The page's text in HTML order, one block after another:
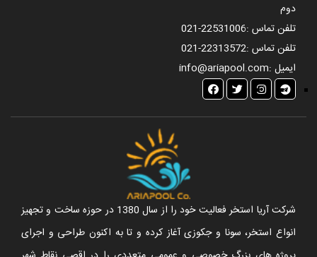
دوم
تلفن تماس :021-22531006
تلفن تماس :021-22313572
ایمیل :info@ariapool.com
شرکت آریا استخر فعالیت خود را از سال 1380 در حوزه ساخت و تجهیز
انواع استخر، سونا و جکوزی آغاز کرده و تا به اکنون طراحی و اجرای